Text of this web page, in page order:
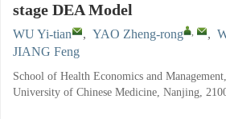
stage DEA Model
WU Yi-tian , YAO Zheng-rong , ,
JIANG Feng
School of Health Economics and
University of Chinese Medicine, Nanjing,